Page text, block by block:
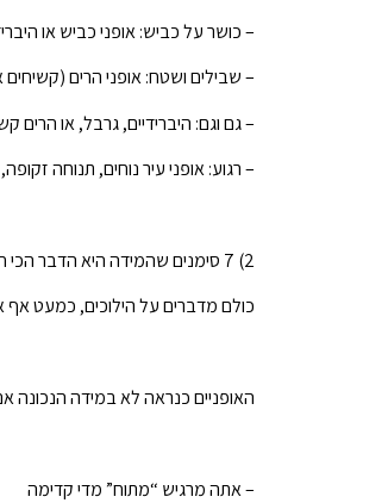
– כושר על כביש: אופני כביש או
– שבילים ושטח: אופני הרים (קשיחים
– גם וגם: היברידיים, גרבל, או הרים
– רגוע: אופני עיר נוחים, תנוחה
2) 7 סימנים שהמידה היא הדבר הכי חשוב כאן
כולם מדברים על הילוכים, כמעט
האופניים כנראה לא במידה הנכונה
– אתה מרגיש “מתוח” מדי קדימה